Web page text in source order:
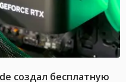
создал бесплатную